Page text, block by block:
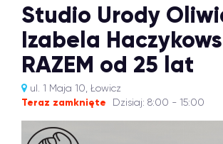
Studio Urody
Izabela
RAZEM od 25 lat
ul. 1 Maja 10, Łowicz
Teraz zamknięte Dzisiaj: 8:00 - 15:00